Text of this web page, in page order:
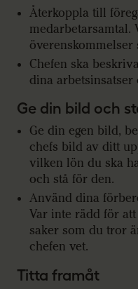
Återkoppla till
medarbetarsamtal.
Chefen ska
dina
Ge din bild och
Ge din egen bild,
chefs bild av ditt
vilken lön du ska
och stå för den.
Använd dina
Var inte rädd för
saker som du tror
chefen vet.
Titta framåt